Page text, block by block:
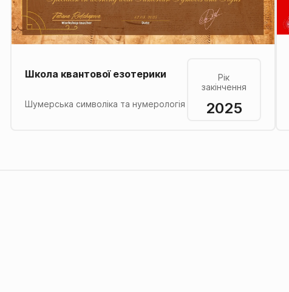
Школа квантової езотерики
Шумерська символіка та нумерологія
Рік
закінчення
2025